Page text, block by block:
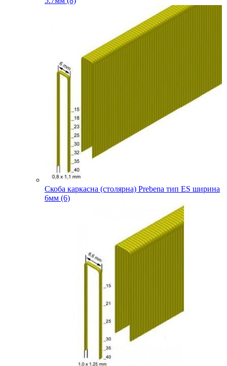
Скоба каркасна (столярна) Prebena тип ES ширина
6мм (6)